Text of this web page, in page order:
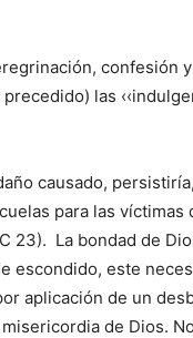
confesión
las
causado,
para las víctimas
23). La bondad de
escondido, este
aplicación de un
de Dios.